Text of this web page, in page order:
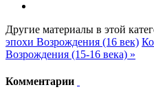
Другие материалы в этой
эпохи Возрождения (16 век)
Возрождения (15-16 века) »
Комментарии